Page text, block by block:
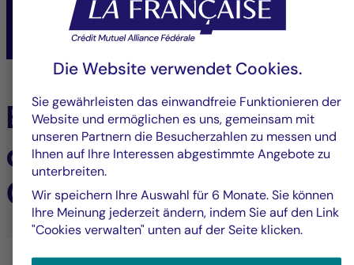
Joffrey Czurda,
Geschäftsführer Cigogne Management.
Erfahren Sie mehr über
die Expertise von
Cigogne Management
Die Website verwendet Cookies.
Sie gewährleisten das einwandfreie Funktionieren der
Website und ermöglichen es uns, gemeinsam mit
unseren Partnern die Besucherzahlen zu messen und
Ihnen auf Ihre Interessen abgestimmte Angebote zu
unterbreiten.
Wir speichern Ihre Auswahl für 6 Monate. Sie können
Ihre Meinung jederzeit ändern, indem Sie auf den Link
"Cookies verwalten" unten auf der Seite klicken.